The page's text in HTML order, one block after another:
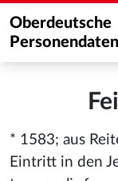
Oberdeutsche
* 1583; aus
Eintritt in den